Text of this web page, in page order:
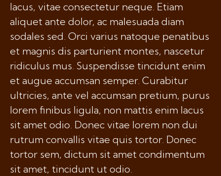
lacus, vitae consectetur neque. Etiam
aliquet ante dolor, ac malesuada diam
sodales sed. Orci varius natoque penatibus
et magnis dis parturient montes, nascetur
ridiculus mus. Suspendisse tincidunt enim
et augue accumsan semper. Curabitur
ultricies, ante vel accumsan pretium, purus
lorem finibus ligula, non mattis enim lacus
sit amet odio. Donec vitae lorem non dui
rutrum convallis vitae quis tortor. Donec
tortor sem, dictum sit amet condimentum
sit amet, tincidunt ut odio.